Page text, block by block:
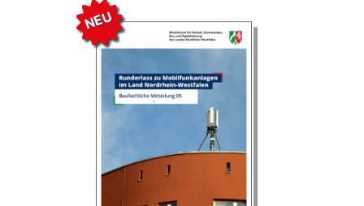
NEU